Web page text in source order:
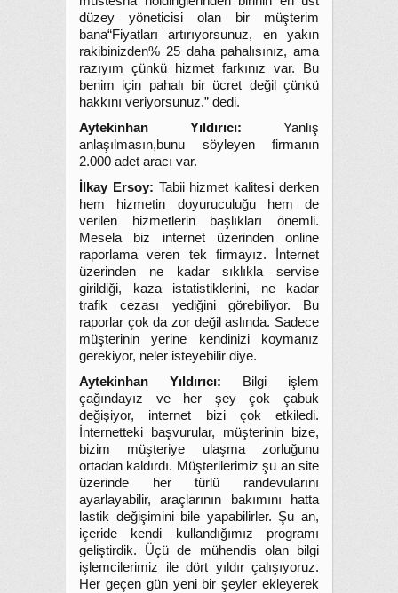
düzey yöneticisi olan bir müşterim
bana“Fiyatları artırıyorsunuz, en yakın
rakibinizden% 25 daha pahalısınız, ama
razıyım çünkü hizmet farkınız var. Bu
benim için pahalı bir ücret değil çünkü
hakkını veriyorsunuz.” dedi.
Aytekinhan Yıldırıcı: Yanlış
anlaşılmasın,bunu söyleyen firmanın
2.000 adet aracı var.
İlkay Ersoy: Tabii hizmet kalitesi derken
hem hizmetin doyuruculuğu hem de
verilen hizmetlerin başlıkları önemli.
Mesela biz internet üzerinden online
raporlama veren tek firmayız. İnternet
üzerinden ne kadar sıklıkla servise
girildiği, kaza istatistiklerini, ne kadar
trafik cezası yediğini görebiliyor. Bu
raporlar çok da zor değil aslında. Sadece
müşterinin yerine kendinizi koymanız
gerekiyor, neler isteyebilir diye.
Aytekinhan Yıldırıcı: Bilgi işlem
çağındayız ve her şey çok çabuk
değişiyor, internet bizi çok etkiledi.
İnternetteki başvurular, müşterinin bize,
bizim müşteriye ulaşma zorluğunu
ortadan kaldırdı. Müşterilerimiz şu an site
üzerinde her türlü randevularını
ayarlayabilir, araçlarının bakımını hatta
lastik değişimini bile yapabilirler. Şu an,
içeride kendi kullandığımız programı
geliştirdik. Üçü de mühendis olan bilgi
işlemcilerimiz ile dört yıldır çalışıyoruz.
Her geçen gün yeni bir şeyler ekleyerek